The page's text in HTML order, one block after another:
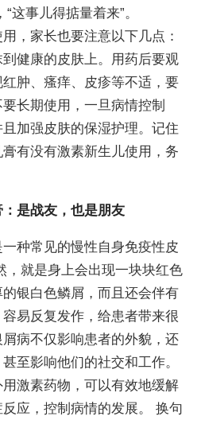
这事儿得掂量着来”。
，家长也要注意以下几点：
健康的皮肤上。用药后要观
肿、瘙痒、皮疹等不适，要
长期使用，一旦病情控制
加强皮肤的保湿护理。记住
有没有激素新生儿使用，务
是战友，也是朋友
种常见的慢性自身免疫性皮
，就是身上会出现一块块红色
银白色鳞屑，而且还会伴有
易反复发作，给患者带来很
病不仅影响患者的外貌，还
至影响他们的社交和工作。
激素药物，可以有效地缓解
应，控制病情的发展。 换句